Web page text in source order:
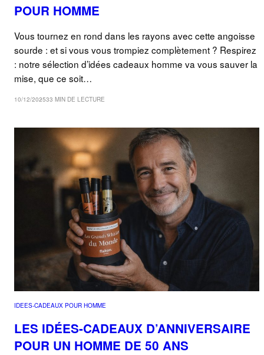
POUR HOMME
Vous tournez en rond dans les rayons avec cette angoisse
sourde : et si vous vous trompiez complètement ? Respirez
: notre sélection d’idées cadeaux homme va vous sauver la
mise, que ce soit…
10/12/202533 MIN DE LECTURE
IDEES-CADEAUX POUR HOMME
LES IDÉES-CADEAUX D’ANNIVERSAIRE
POUR UN HOMME DE 50 ANS